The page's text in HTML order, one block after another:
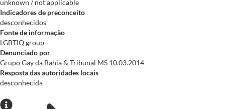
unknown / not applicable
Indicadores de preconceito
desconhecidos
Fonte de informação
LGBTIQ group
Denunciado por
Grupo Gay da Bahia & Tribunal MS 10.03.2014
Resposta das autoridades locais
desconhecida